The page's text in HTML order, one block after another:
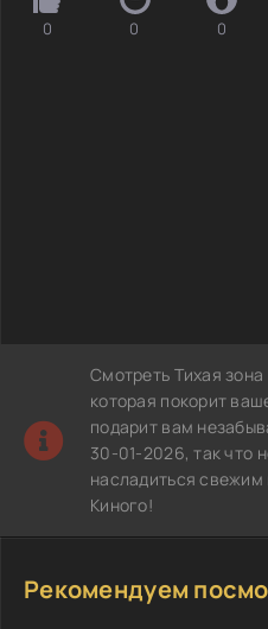
0 0 0
Смотреть Тихая
которая покорит
подарит вам
30-01-2026, так что
насладиться
Киного!
Рекомендуем